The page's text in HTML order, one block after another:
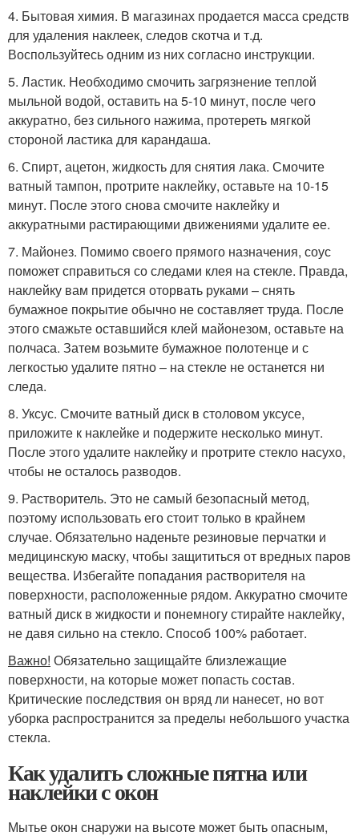
4. Бытовая химия. В магазинах продается масса средств
для удаления наклеек, следов скотча и т.д.
Воспользуйтесь одним из них согласно инструкции.
5. Ластик. Необходимо смочить загрязнение теплой
мыльной водой, оставить на 5-10 минут, после чего
аккуратно, без сильного нажима, протереть мягкой
стороной ластика для карандаша.
6. Спирт, ацетон, жидкость для снятия лака. Смочите
ватный тампон, протрите наклейку, оставьте на 10-15
минут. После этого снова смочите наклейку и
аккуратными растирающими движениями удалите ее.
7. Майонез. Помимо своего прямого назначения, соус
поможет справиться со следами клея на стекле. Правда,
наклейку вам придется оторвать руками – снять
бумажное покрытие обычно не составляет труда. После
этого смажьте оставшийся клей майонезом, оставьте на
полчаса. Затем возьмите бумажное полотенце и с
легкостью удалите пятно – на стекле не останется ни
следа.
8. Уксус. Смочите ватный диск в столовом уксусе,
приложите к наклейке и подержите несколько минут.
После этого удалите наклейку и протрите стекло насухо,
чтобы не осталось разводов.
9. Растворитель. Это не самый безопасный метод,
поэтому использовать его стоит только в крайнем
случае. Обязательно наденьте резиновые перчатки и
медицинскую маску, чтобы защититься от вредных паров
вещества. Избегайте попадания растворителя на
поверхности, расположенные рядом. Аккуратно смочите
ватный диск в жидкости и понемногу стирайте наклейку,
не давя сильно на стекло. Способ 100% работает.
Важно! Обязательно защищайте близлежащие
поверхности, на которые может попасть состав.
Критические последствия он вряд ли нанесет, но вот
уборка распространится за пределы небольшого участка
стекла.
Как удалить сложные пятна или
наклейки с окон
Мытье окон снаружи на высоте может быть опасным,